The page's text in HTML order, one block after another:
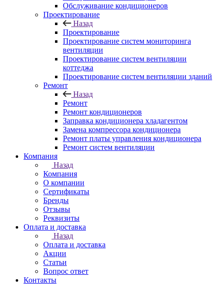
Обслуживание кондиционеров
Проектирование
Назад
Проектирование
Проектирование систем мониторинга
вентиляции
Проектирование систем вентиляции
коттеджа
Проектирование систем вентиляции зданий
Ремонт
Назад
Ремонт
Ремонт кондиционеров
Заправка кондиционера хладагентом
Замена компрессора кондиционера
Ремонт платы управления кондиционера
Ремонт систем вентиляции
Компания
Назад
Компания
О компании
Сертификаты
Бренды
Отзывы
Реквизиты
Оплата и доставка
Назад
Оплата и доставка
Акции
Статьи
Вопрос ответ
Контакты